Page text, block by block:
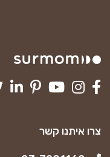
צרו איתנו קשר